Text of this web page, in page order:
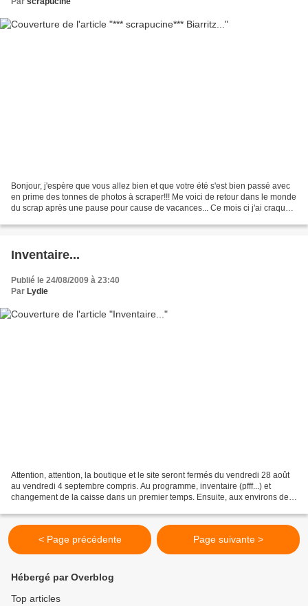
Bonjour, j'espère que vous allez bien et que votre été s'est bien passé avec
en prime des tonnes de photos à scraper!!! Me voici de retour dans le monde
du scrap après une pause pour cause de vacances... Ce mois ci j'ai craqué
Inventaire...
Publié le 24/08/2009 à 23:40
Par Lydie
Attention, attention, la boutique et le site seront fermés du vendredi 28 août
au vendredi 4 septembre compris. Au programme, inventaire (pfff...) et
changement de la caisse dans un premier temps. Ensuite, aux environs de
< Page précédente Page suivante >
Hébergé par Overblog
Top articles